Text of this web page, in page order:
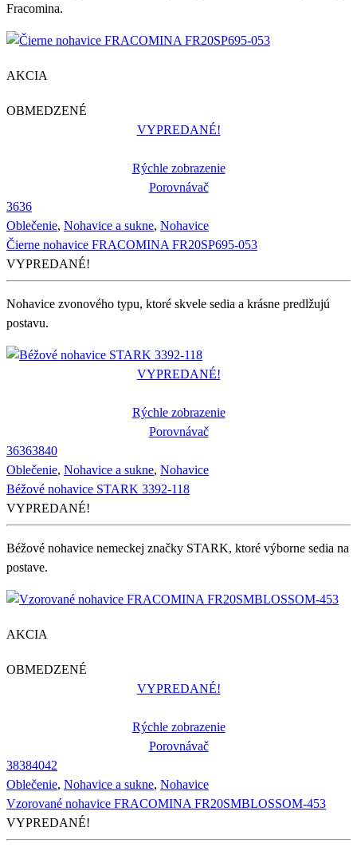
Fracomina.
AKCIA
OBMEDZENÉ
VYPREDANÉ!
Rýchle zobrazenie
Porovnávač
3636
Oblečenie, Nohavice a sukne, Nohavice
Čierne nohavice FRACOMINA FR20SP695-053
VYPREDANÉ!
Nohavice zvonového typu, ktoré skvele sedia a krásne predlžujú
postavu.
VYPREDANÉ!
Rýchle zobrazenie
Porovnávač
36363840
Oblečenie, Nohavice a sukne, Nohavice
Béžové nohavice STARK 3392-118
VYPREDANÉ!
Béžové nohavice nemeckej značky STARK, ktoré výborne sedia na
postave.
AKCIA
OBMEDZENÉ
VYPREDANÉ!
Rýchle zobrazenie
Porovnávač
38384042
Oblečenie, Nohavice a sukne, Nohavice
Vzorované nohavice FRACOMINA FR20SMBLOSSOM-453
VYPREDANÉ!